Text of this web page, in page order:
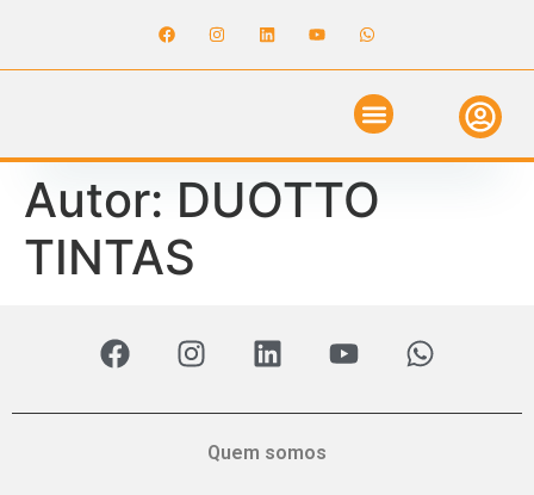
Autor: DUOTTO
TINTAS
Quem somos